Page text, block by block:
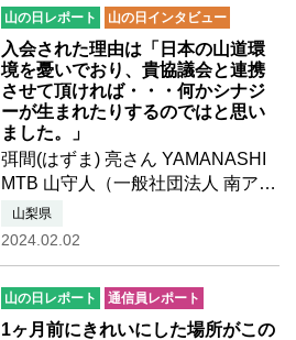
3776m.❓️The weathe…つづきを読
む
山の日レポート 山の日インタビュー
入会された理由は「日本の山道環
境を憂いでおり、貴協議会と連携
させて頂ければ・・・何かシナジ
ーが生まれたりするのではと思い
ました。」
弭間(はずま) 亮さん YAMANASHI
MTB 山守人（一般社団法人 南アル
プス山守人 代表理事）2023年11
月、一財)全国山の日協議会(以降、
をお聞きしました。※2023…つづ
きを読む
山梨県
2024.02.02
山の日レポート 通信員レポート
1ヶ月前にきれいにした場所がこの